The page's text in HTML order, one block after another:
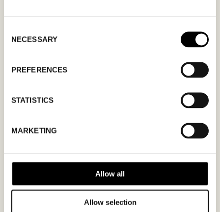
Selection
NECESSARY
PREFERENCES
STATISTICS
MARKETING
Allow all
Allow selection
MM